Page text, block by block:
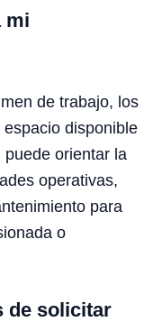
mi
de trabajo, los
disponible
orientar la
operativas,
para
o
de solicitar